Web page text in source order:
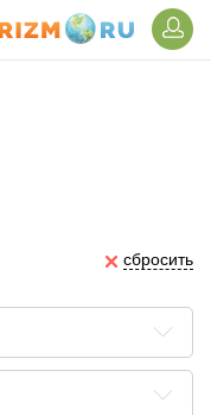
сбросить